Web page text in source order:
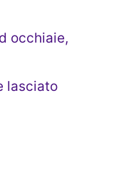
occhiaie,
lasciato